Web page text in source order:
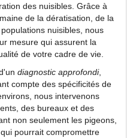
des nuisibles. Grâce à
de la dératisation, de la
nuisibles, nous
mesure qui assurent la
de votre cadre de vie.
diagnostic approfondi,
compte des spécificités de
nous intervenons
des bureaux et des
non seulement les pigeons,
pourrait compromettre